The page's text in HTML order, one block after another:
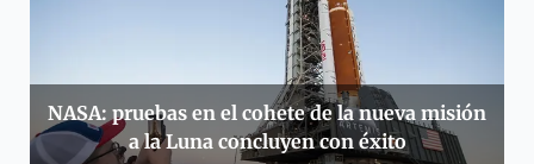
NASA: pruebas en el cohete de la nueva misión
a la Luna concluyen con éxito